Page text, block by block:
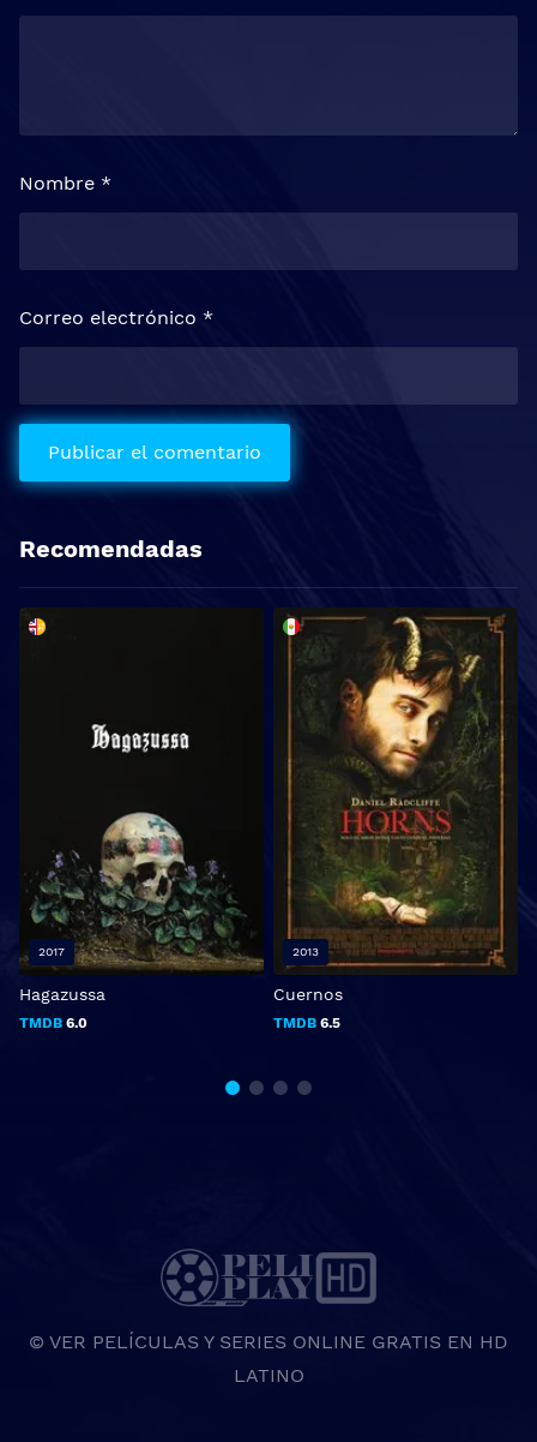
Nombre *
Correo electrónico *
Recomendadas
Hagazussa
TMDB 6.0
2017
Cuernos
TMDB 6.5
2013
© VER PELÍCULAS Y SERIES ONLINE GRATIS EN HD
LATINO